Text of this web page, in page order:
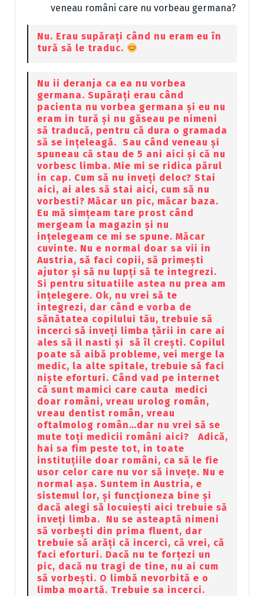
veneau români care nu vorbeau germana?
Nu. Erau supărați când nu eram eu în
tură să le traduc.
Nu ii deranja ca ea nu vorbea
germana. Supărați erau când
pacienta nu vorbea germana și eu nu
eram in tură și nu găseau pe nimeni
să traducă, pentru că dura o gramada
să se ințeleagă. Sau când veneau și
spuneau că stau de 5 ani aici și că nu
vorbesc limba. Mie mi se ridica părul
in cap. Cum să nu inveți deloc? Stai
aici, ai ales să stai aici, cum să nu
vorbesti? Măcar un pic, măcar baza.
Eu mă simțeam tare prost când
mergeam la magazin și nu
ințelegeam ce mi se spune. Măcar
cuvinte. Nu e normal doar sa vii in
Austria, să faci copii, să primești
ajutor și să nu lupți să te integrezi.
Si pentru situatiile astea nu prea am
ințelegere. Ok, nu vrei să te
integrezi, dar când e vorba de
sănătatea copilului tău, trebuie să
incerci să inveți limba țării in care ai
ales să il nasti și să îl crești. Copilul
poate să aibă probleme, vei merge la
medic, la alte spitale, trebuie să faci
niște eforturi. Când vad pe internet
că sunt mamici care cauta medici
doar români, vreau urolog român,
vreau dentist român, vreau
oftalmolog român…dar nu vrei să se
mute toți medicii români aici? Adică,
hai sa fim peste tot, in toate
instituțiile doar români, ca să le fie
usor celor care nu vor să invețe. Nu e
normal așa. Suntem in Austria, e
sistemul lor, și funcționeza bine și
dacă alegi să locuiești aici trebuie să
inveți limba. Nu se asteaptă nimeni
să vorbești din prima fluent, dar
trebuie să arăți că incerci, că vrei, că
faci eforturi. Dacă nu te forțezi un
pic, dacă nu tragi de tine, nu ai cum
să vorbești. O limbă nevorbită e o
limba moartă. Trebuie sa incerci.